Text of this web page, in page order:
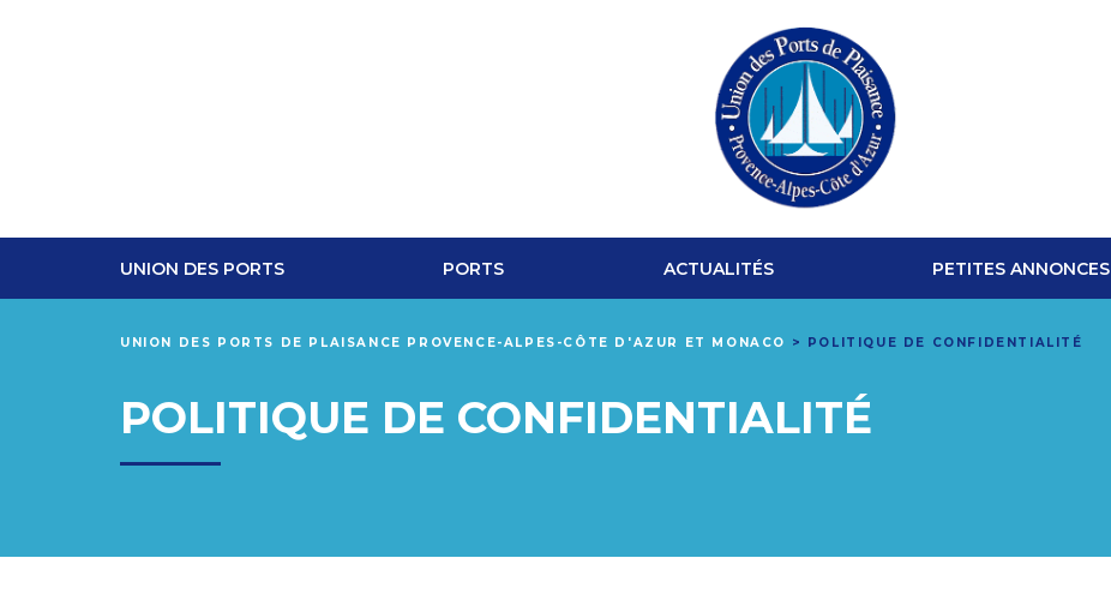
UNION
PORTS
DE
PLAISANCE
ALPES-
UNION DES PORTS PORTS ACTUALITÉS PETITES ANNONCES
UNION DES PORTS DE PLAISANCE PROVENCE-ALPES-CÔTE D'AZUR ET MONACO > POLITIQUE DE CONFIDENTIALITÉ
POLITIQUE DE CONFIDENTIALITÉ